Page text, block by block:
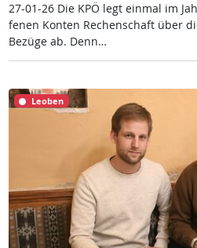
27-01-26 Die KPÖ legt ein­mal im
fe­nen Kon­ten Re­chen­schaft über
Be­zü­ge ab. Denn…
Leoben